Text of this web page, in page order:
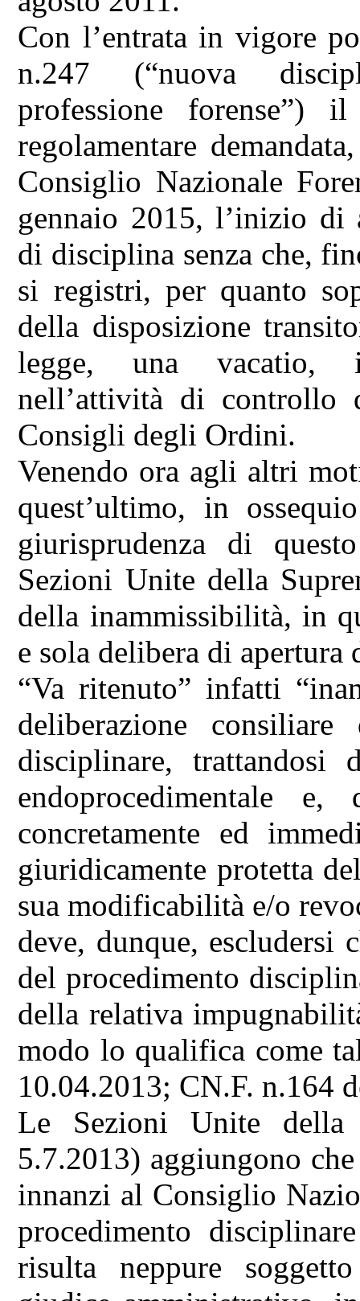
Con l’entrata in vigore
n.247 (“nuova
professione forense”)
regolamentare
Consiglio Nazionale
gennaio 2015, l’inizio
di disciplina senza che,
si registri, per quanto
della disposizione
legge, una vacatio,
nell’attività di controllo
Consigli degli Ordini.
Venendo ora agli altri
quest’ultimo, in
giurisprudenza di
Sezioni Unite della
della inammissibilità, in
e sola delibera di
“Va ritenuto” infatti
deliberazione
disciplinare,
endoprocedimentale
concretamente ed
giuridicamente protetta
sua modificabilità e/o
deve, dunque, escludersi
del procedimento
della relativa
modo lo qualifica come
10.04.2013; CN.F. n.164
Le Sezioni Unite della
5.7.2013) aggiungono
innanzi al Consiglio
procedimento
risulta neppure